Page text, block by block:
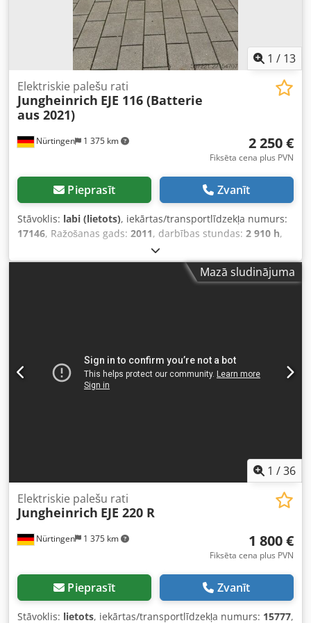
1 / 13
Nürtingen 1 375 km
Elektriskie palešu rati
Jungheinrich EJE 116 (Batterie
aus 2021)
2 250 €
Fiksēta cena plus PVN
Pieprasīt Zvanīt
Stāvoklis: labi (lietots), iekārtas/transportlīdzekļa numurs:
17146, Ražošanas gads: 2011, darbības stundas: 2 910 h,
, celšanas augstums:
smaguma centrs:600 mm, degvielas veids:elektrisks,
, būvniecības augstums:1 300 mm ,
Mazā sludinājuma
1 /36
Nürtingen 1 375 km
Elektriskie palešu rati
Jungheinrich EJE 220 R
1 800 €
Fiksēta cena plus PVN
Pieprasīt Zvanīt
Stāvoklis: lietots, iekārtas/transportlīdzekļa numurs: 15777,